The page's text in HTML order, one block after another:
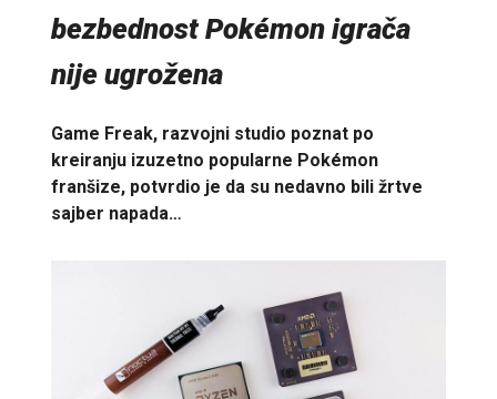
bezbednost Pokémon igrača
nije ugrožena
Game Freak, razvojni studio poznat po
kreiranju izuzetno popularne Pokémon
franšize, potvrdio je da su nedavno bili žrtve
sajber napada…